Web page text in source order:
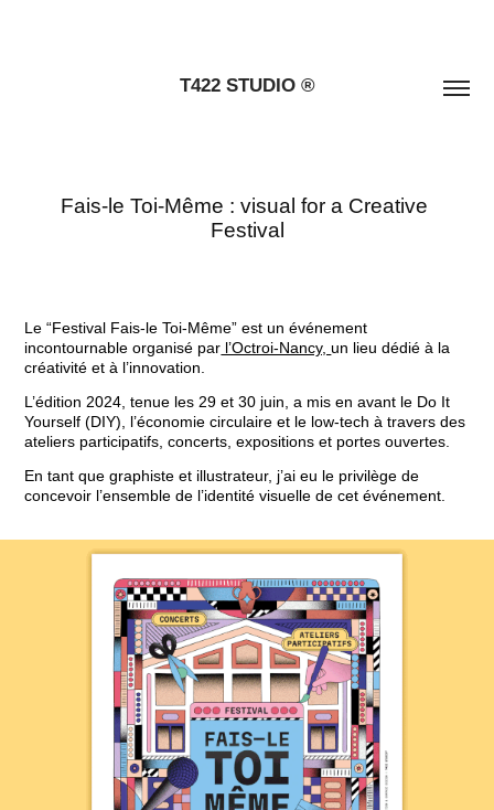
T422 STUDIO ®
Fais-le Toi-Même : visual for a Creative
Festival
Le“Festival Fais-le Toi-Même” est un événement
incontournable organisé par l’Octroi-Nancy,un lieu dédié à la
créativité et à l’innovation.
L’édition 2024, tenue les 29 et 30 juin, a mis en avant le Do It
Yourself (DIY), l’économie circulaire et le low-tech à travers des
ateliers participatifs, concerts, expositions et portes ouvertes.
En tant que graphiste et illustrateur, j’ai eu le privilège de
concevoir l’ensemble de l’identité visuelle de cet événement.